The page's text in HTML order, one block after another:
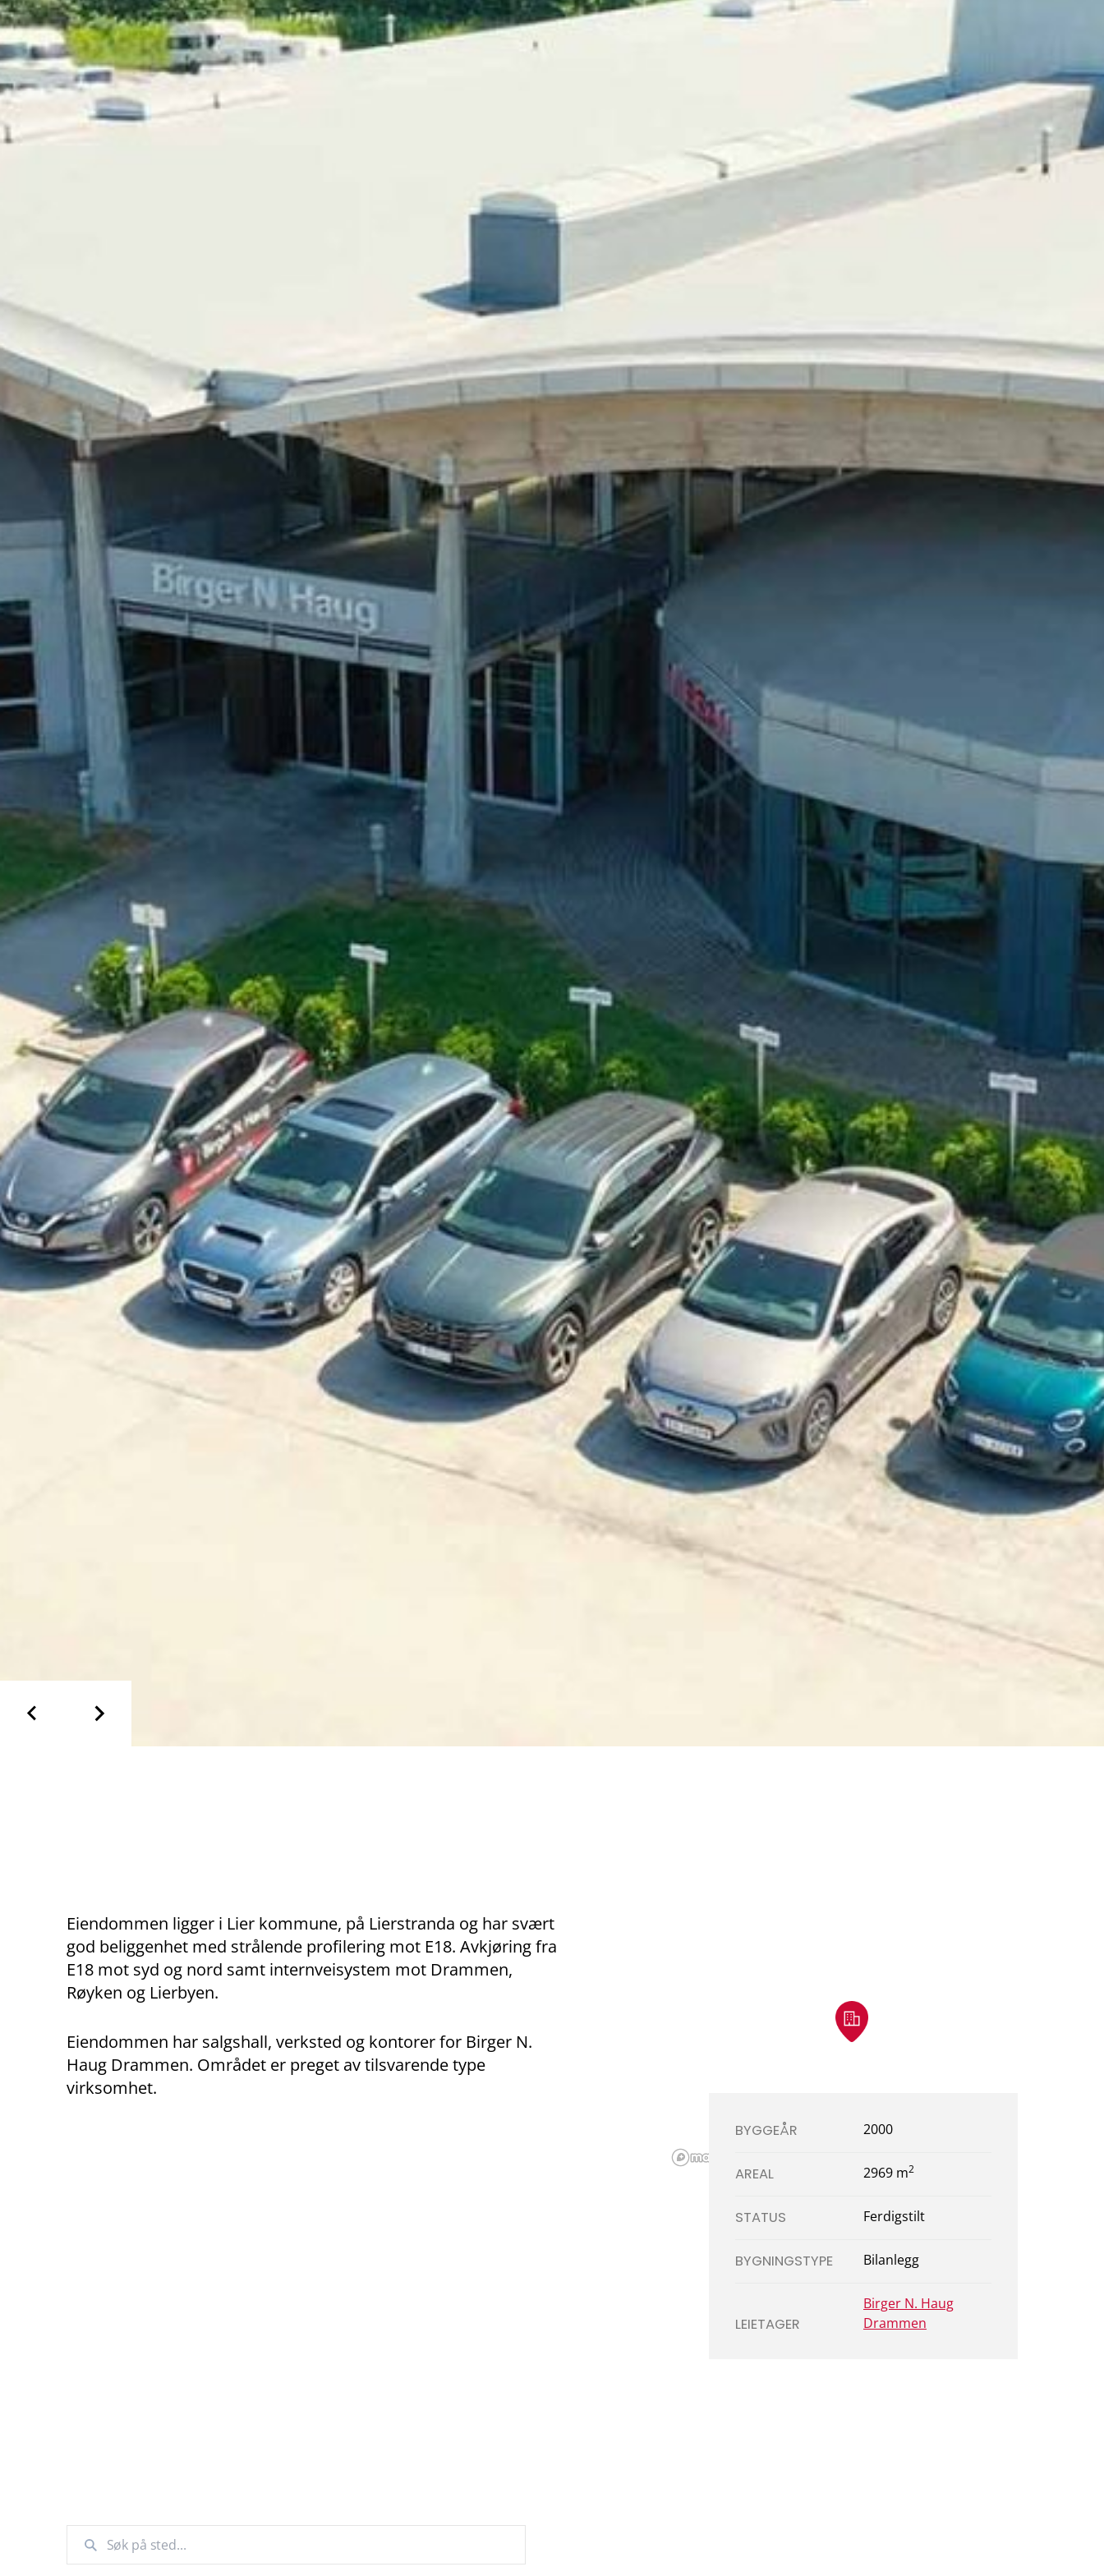
Eiendommen ligger i Lier kommune, på Lierstranda og har svært
god beliggenhet med strålende profilering mot E18. Avkjøring fra
E18 mot syd og nord samt internveisystem mot Drammen,
Røyken og Lierbyen.
Eiendommen har salgshall, verksted og kontorer for Birger N.
Haug Drammen. Området er preget av tilsvarende type
virksomhet.
BYGGEÅR 2000
AREAL 2969 m2
STATUS Ferdigstilt
BYGNINGSTYPE Bilanlegg
LEIETAGER
Birger N. Haug
Drammen